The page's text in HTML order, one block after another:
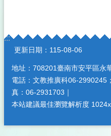
:::
更新日期： 115-08-06
地址：708201臺南市安平區永
電話：文教推廣科06-2990245
真：06-2931703｜
本站建議最佳瀏覽解析度